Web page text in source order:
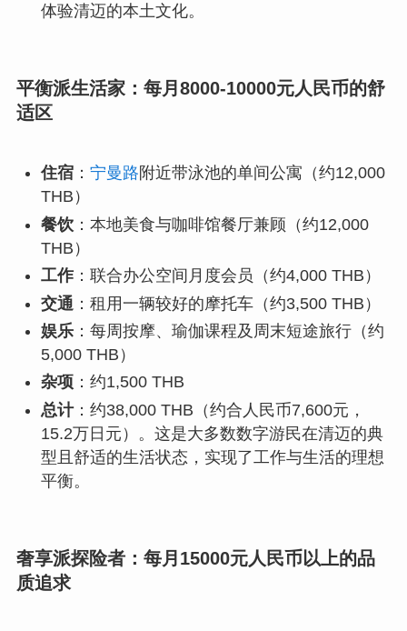
体验清迈的本土文化。
平衡派生活家：每月8000-10000元人民币的舒
适区
住宿： 宁曼路 附近带泳池的单间公寓（约12,000
THB）
餐饮：本地美食与咖啡馆餐厅兼顾（约12,000
THB）
工作：联合办公空间月度会员（约4,000 THB）
交通 ：租用一辆较好的摩托车（约3,500 THB）
娱乐：每周按摩、瑜伽课程及周末短途旅行（约
5,000 THB）
杂项：约1,500 THB
总计：约38,000 THB（约合人民币7,600元，
15.2万日元）。这是大多数数字游民在清迈的典
型且舒适的生活状态，实现了工作与生活的理想
平衡。
奢享派探险者：每月15000元人民币以上的品
质追求